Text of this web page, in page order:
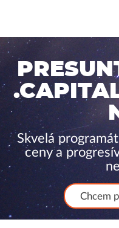
Skvelá
ceny a
Chcem